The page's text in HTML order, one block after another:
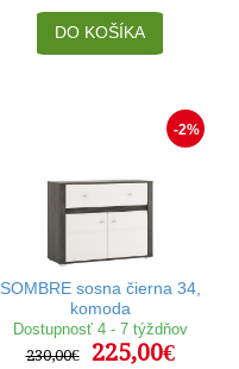
DO KOŠÍKA
-2%
SOMBRE sosna čierna 34,
komoda
Dostupnosť 4 - 7 týždňov
230,00€
225,00€